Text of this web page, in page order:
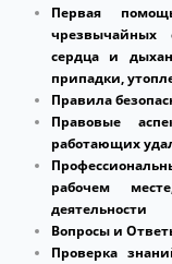
Первая
чрезвычайных
сердца и
припадки,
Правила
Правовые
работающих
рабочем
деятельности
Вопросы и
Проверка